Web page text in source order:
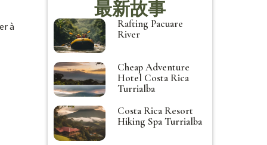
à
最新故事
Rafting Pacuare
River
Cheap Adventure
Hotel Costa Rica
Turrialba
Costa Rica Resort
Hiking Spa Turrialba